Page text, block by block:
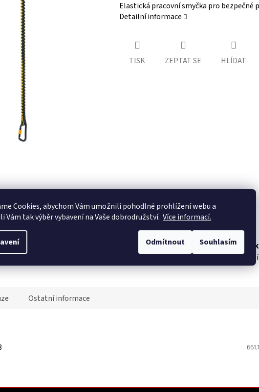
Cookies, abychom Vámumožnili pohodlné prohlížení webu a
Vám tak výběr vybavení na Vaše dobrodružství. Více informací.
Odmítnout Souhlasím
Elastická pracovní smyčka pro
Detailní informace
TISK ZEPTAT SE HLÍDAT
podporujeme lezecké a sportovní oddíly
Ostatní informace